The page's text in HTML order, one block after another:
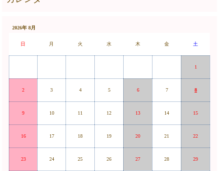
2026年 8月
日 月 火 水 木 金 土
1
2 3 4 5 6 7 8
9 10 11 12 13 14 15
16 17 18 19 20 21 22
23 24 25 26 27 28 29